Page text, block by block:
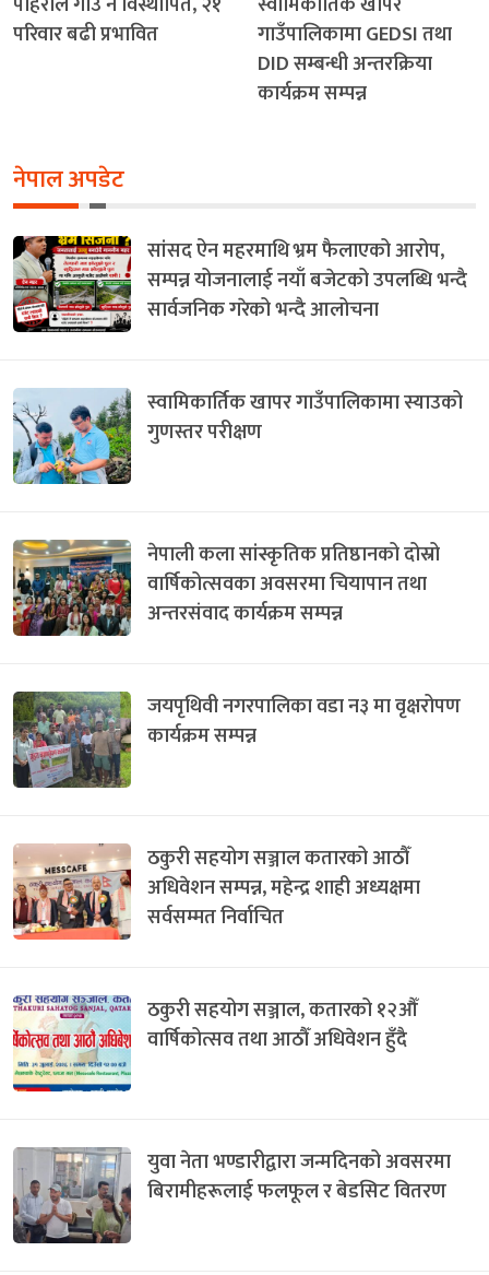
परिवार बढी प्रभावित
गाउँपालिकामा GEDSI तथा
DID सम्बन्धी अन्तरक्रिया
कार्यक्रम सम्पन्न
नेपाल अपडेट
सांसद ऐन महरमाथि भ्रम फैलाएको आरोप,
सम्पन्न योजनालाई नयाँ बजेटको उपलब्धि भन्दै
सार्वजनिक गरेको भन्दै आलोचना
स्वामिकार्तिक खापर गाउँपालिकामा स्याउको
गुणस्तर परीक्षण
नेपाली कला सांस्कृतिक प्रतिष्ठानको दोस्रो
वार्षिकोत्सवका अवसरमा चियापान तथा
अन्तरसंवाद कार्यक्रम सम्पन्न
जयपृथिवी नगरपालिका वडा न३ मा वृक्षरोपण
कार्यक्रम सम्पन्न
ठकुरी सहयोग सञ्जाल कतारको आठौँ
अधिवेशन सम्पन्न, महेन्द्र शाही अध्यक्षमा
सर्वसम्मत निर्वाचित
ठकुरी सहयोग सञ्जाल, कतारको १२औँ
वार्षिकोत्सव तथा आठौँ अधिवेशन हुँदै
युवा नेता भण्डारीद्वारा जन्मदिनको अवसरमा
बिरामीहरूलाई फलफूल र बेडसिट वितरण